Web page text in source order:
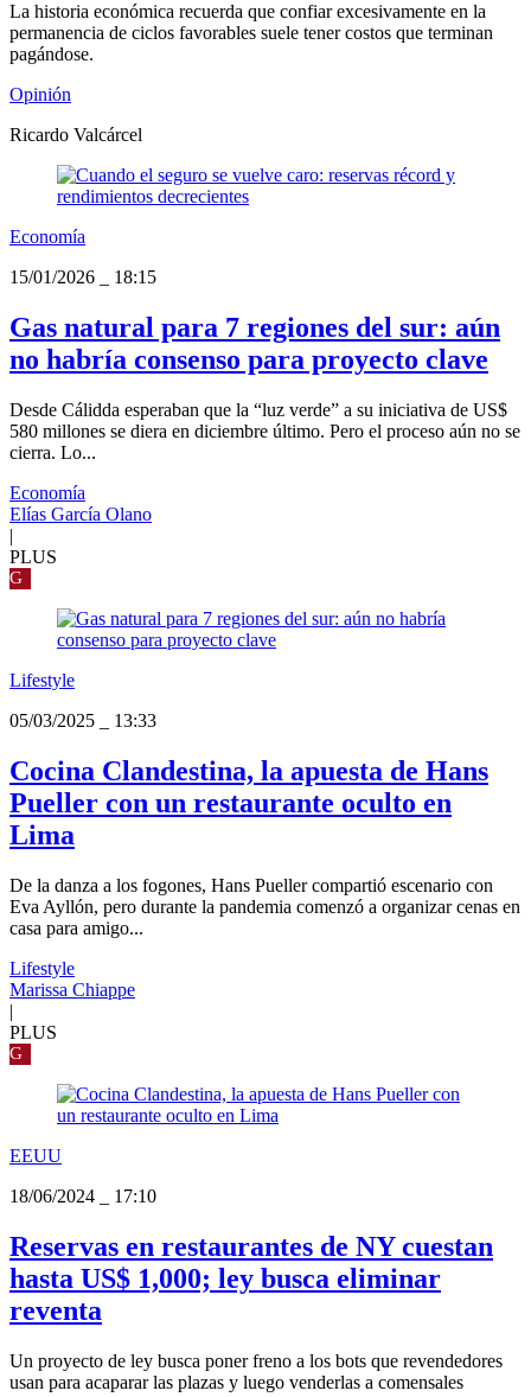
La historia económica recuerda que confiar excesivamente en la
permanencia de ciclos favorables suele tener costos que terminan
pagándose.
Opinión
Ricardo Valcárcel
Economía
15/01/2026
18:15
Gas natural para 7 regiones del sur: aún
no habría consenso para proyecto clave
Desde Cálidda esperaban que la “luz verde” a su iniciativa de US$
580 millones se diera en diciembre último. Pero el proceso aún no se
cierra. Lo...
Economía
Elías García Olano
|
PLUS
G
Lifestyle
05/03/2025
13:33
Cocina Clandestina, la apuesta de Hans
Pueller con un restaurante oculto en
Lima
De la danza a los fogones, Hans Pueller compartió escenario con
Eva Ayllón, pero durante la pandemia comenzó a organizar cenas en
casa para amigo...
Lifestyle
Marissa Chiappe
|
PLUS
G
EEUU
18/06/2024
17:10
Reservas en restaurantes de NY cuestan
hasta US$ 1,000; ley busca eliminar
reventa
Un proyecto de ley busca poner freno a los bots que revendedores
usan para acaparar las plazas y luego venderlas a comensales